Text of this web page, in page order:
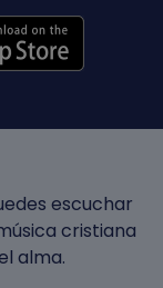
escuchar
cristiana
alma.